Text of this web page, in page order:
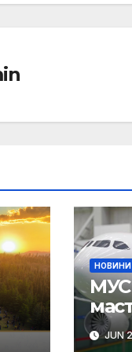
НОВИНИ
МУС
JUN